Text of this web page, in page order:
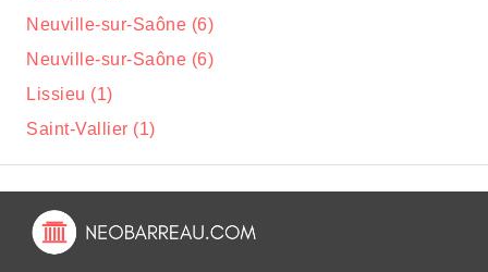
Neuville-sur-Saône (6)
Neuville-sur-Saône (6)
Lissieu (1)
Saint-Vallier (1)